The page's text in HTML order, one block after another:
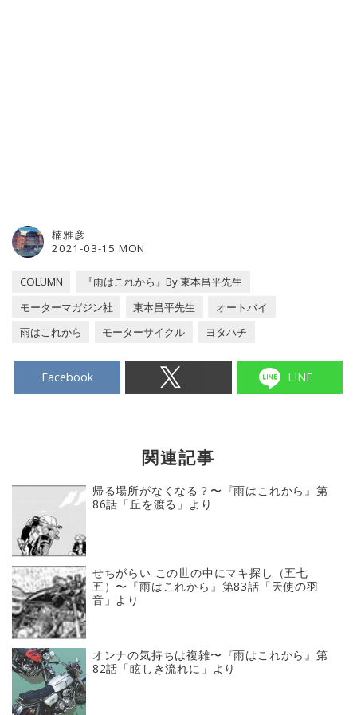
2021-03-15 MON
楠雅彦
COLUMN
『雨はこれから』By 東本昌平先生
モーターマガジン社
東本昌平先生
オートバイ
雨はこれから
モーターサイクル ヨタハチ
Facebook LINE
関連記事
帰る場所がなくなる？〜『雨はこれから』第
86話「丘を渡る」より
せちがらい この世の中にマキ探し（五七
五）〜『雨はこれから』第83話「天使の羽
音」より
オンナの気持ちは複雑〜『雨はこれから』第
82話「眩しき流れに」より